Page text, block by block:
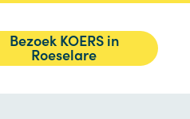
Bezoek KOERS in
Roeselare